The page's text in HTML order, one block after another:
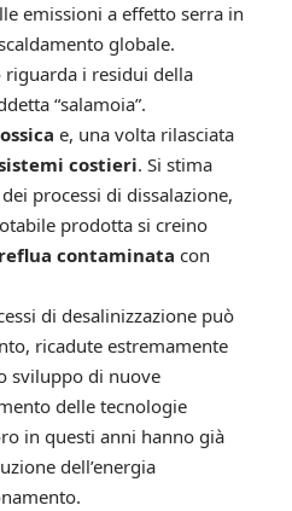
emissioni a effetto serra in
globale.
i residui della
“salamoia”.
a e, una volta rilasciata
costieri. Si stima
processi di dissalazione,
prodotta si creino
contaminata con
di desalinizzazione può
ricadute estremamente
sviluppo di nuove
delle tecnologie
in questi anni hanno già
dell’energia